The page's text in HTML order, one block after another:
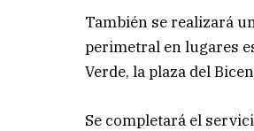
También se realizará
perimetral en lugares
Verde, la plaza del
Se completará el